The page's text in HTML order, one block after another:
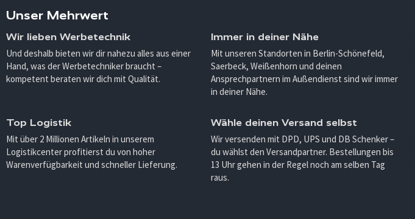
Unser Mehrwert
Wir lieben Werbetechnik
Und deshalb bieten wir dir nahezu alles aus einer
Hand, was der Werbetechniker braucht –
kompetent beraten wir dich mit Qualität.
Immer in deiner Nähe
Mit unseren Standorten in Berlin-Schönefeld,
Saerbeck, Weißenhorn und deinen
Ansprechpartnern im Außendienst sind wir immer
in deiner Nähe.
Top Logistik
Mit über 2 Millionen Artikeln in unserem
Logistikcenter profitierst du von hoher
Warenverfügbarkeit und schneller Lieferung.
Wähle deinen Versand selbst
Wir versenden mit DPD, UPS und DB Schenker –
du wählst den Versandpartner. Bestellungen bis
13 Uhr gehen in der Regel noch am selben Tag
raus.